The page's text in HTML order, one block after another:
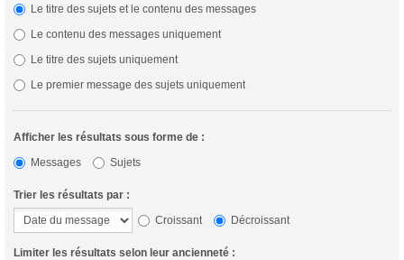
Le titre des sujets et le contenu des messages
Le contenu des messages uniquement
Le titre des sujets uniquement
Le premier message des sujets uniquement
Afficher les résultats sous forme de :
Messages
Sujets
Trier les résultats par :
Croissant
Décroissant
Limiter les résultats selon leur ancienneté :